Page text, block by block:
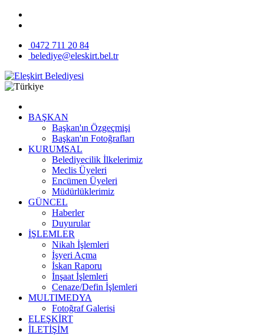
0472 711 20 84
belediye@eleskirt.bel.tr
BAŞKAN
Başkan'ın Özgeçmişi
Başkan'ın Fotoğrafları
KURUMSAL
Belediyecilik İlkelerimiz
Meclis Üyeleri
Encümen Üyeleri
Müdürlüklerimiz
GÜNCEL
Haberler
Duyurular
İŞLEMLER
Nikah İşlemleri
İşyeri Açma
İskan Raporu
İnşaat İşlemleri
Cenaze/Defin İşlemleri
MULTIMEDYA
Fotoğraf Galerisi
ELEŞKİRT
İLETİŞİM